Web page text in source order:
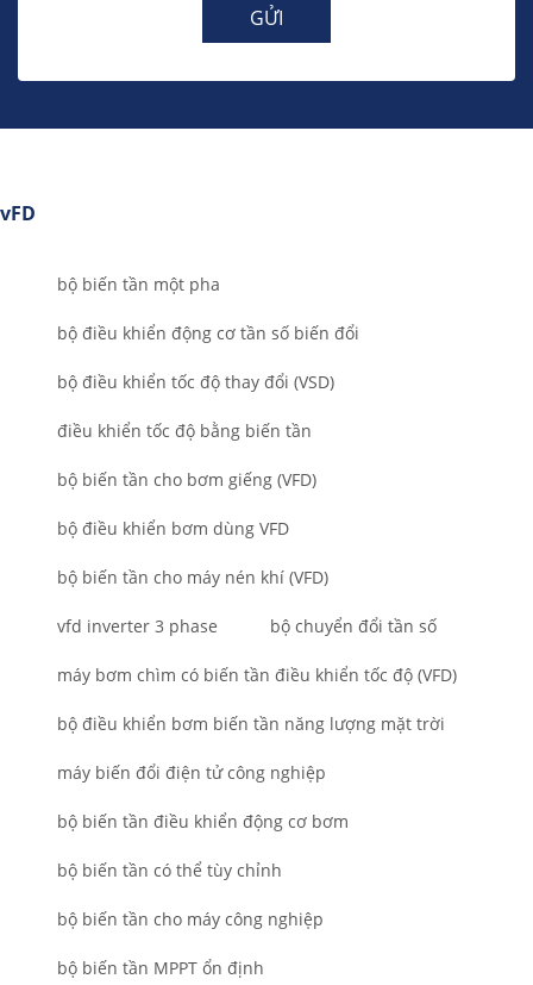
GỬI
vFD
bộ biến tần một pha
bộ điều khiển động cơ tần số biến đổi
bộ điều khiển tốc độ thay đổi (VSD)
điều khiển tốc độ bằng biến tần
bộ biến tần cho bơm giếng (VFD)
bộ điều khiển bơm dùng VFD
bộ biến tần cho máy nén khí (VFD)
vfd inverter 3 phase bộ chuyển đổi tần số
máy bơm chìm có biến tần điều khiển tốc độ (VFD)
bộ điều khiển bơm biến tần năng lượng mặt trời
máy biến đổi điện tử công nghiệp
bộ biến tần điều khiển động cơ bơm
bộ biến tần có thể tùy chỉnh
bộ biến tần cho máy công nghiệp
bộ biến tần MPPT ổn định